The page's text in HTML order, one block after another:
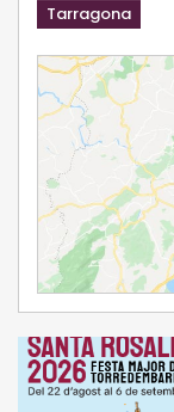
Tarragona